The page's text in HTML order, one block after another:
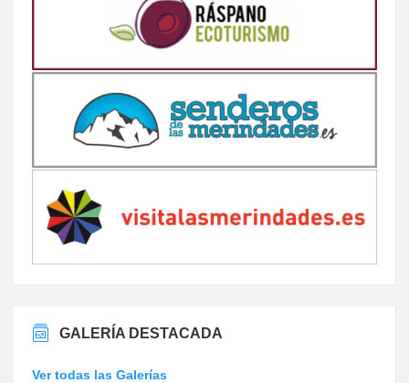
GALERÍA DESTACADA
Ver todas las Galerías